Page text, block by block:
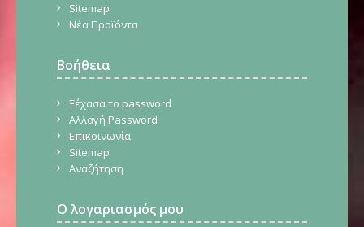
Sitemap
Νέα Προϊόντα
Βοήθεια
Ξέχασα το password
Αλλαγή Password
Επικοινωνία
Sitemap
Αναζήτηση
Ο λογαριασμός μου